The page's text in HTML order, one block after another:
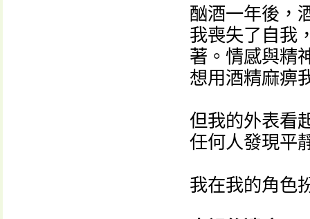
酗酒一年後，
我喪失了自我
著。情感與精
想用酒精麻痹
但我的外表看
任何人發現平
我在我的角色